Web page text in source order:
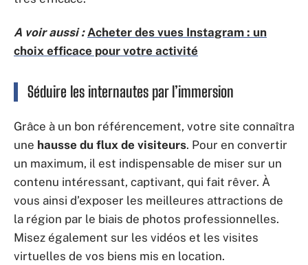
A voir aussi : Acheter des vues Instagram : un
choix efficace pour votre activité
Séduire les internautes par l’immersion
Grâce à un bon référencement, votre site connaîtra
une hausse du flux de visiteurs. Pour en convertir
un maximum, il est indispensable de miser sur un
contenu intéressant, captivant, qui fait rêver. À
vous ainsi d’exposer les meilleures attractions de
la région par le biais de photos professionnelles.
Misez également sur les vidéos et les visites
virtuelles de vos biens mis en location.